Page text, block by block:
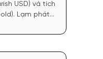
USD) và tích
Lạm phát
số giá GDP